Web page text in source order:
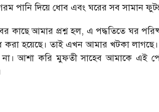
পানি দিয়ে ধোব এবং ঘরের সব সামান
কাছে আমার প্রশ্ন হল, এ পদ্ধতিতে ঘর
করা হয়েছে। তাই এখন আমার খটকা
না। আশা করি মুফতী সাহেব আমাকে এই